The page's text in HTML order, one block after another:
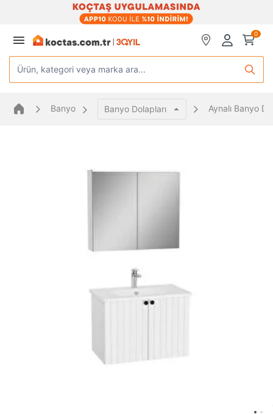
0
Ürün, kategori veya marka ara...
Banyo Banyo Dolapları Aynalı Banyo